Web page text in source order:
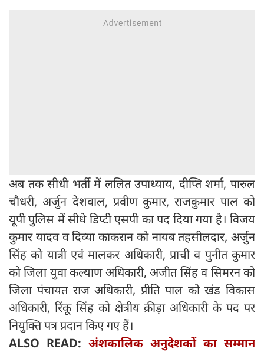
अब तक सीधी भर्ती में ललित उपाध्याय, दीप्ति शर्मा, पारुल
चौधरी, अर्जुन देशवाल, प्रवीण कुमार, राजकुमार पाल को
यूपी पुलिस में सीधे डिप्टी एसपी का पद दिया गया है। विजय
कुमार यादव व दिव्या काकरान को नायब तहसीलदार, अर्जुन
सिंह को यात्री एवं मालकर अधिकारी, प्राची व पुनीत कुमार
को जिला युवा कल्याण अधिकारी, अजीत सिंह व सिमरन को
जिला पंचायत राज अधिकारी, प्रीति पाल को खंड विकास
अधिकारी, रिंकू सिंह को क्षेत्रीय क्रीड़ा अधिकारी के पद पर
नियुक्ति पत्र प्रदान किए गए हैं।
ALSO READ: अंशकालिक अनुदेशकों का सम्मान